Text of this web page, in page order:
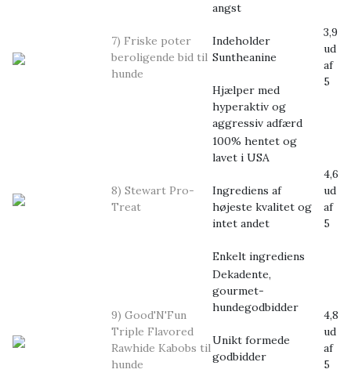
7) Friske poter
beroligende bid til
hunde
angst
Indeholder
Suntheanine
Hjælper med
hyperaktiv og
aggressiv adfærd
3,9
ud
af
5
8) Stewart Pro-
Treat
100% hentet og
lavet i USA
Ingrediens af
højeste kvalitet og
intet andet
Enkelt ingrediens
4,6
ud
af
5
9) Good'N'Fun
Triple Flavored
Rawhide Kabobs til
hunde
Dekadente,
gourmet-
hundegodbidder
Unikt formede
godbidder
4,8
ud
af
5